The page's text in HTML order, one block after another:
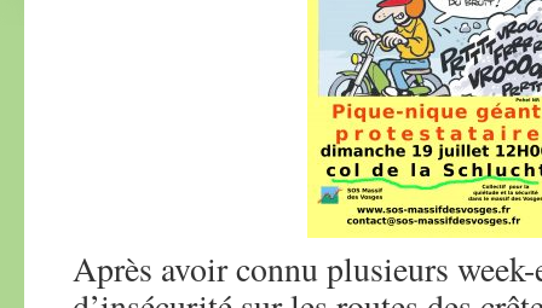
Après avoir connu plusieurs